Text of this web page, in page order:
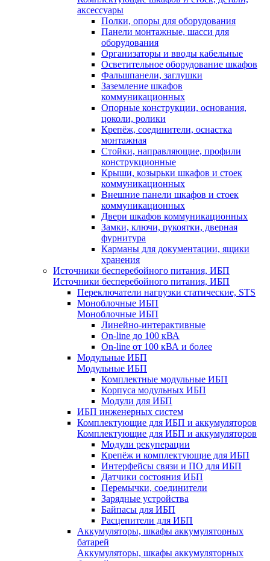
аксессуары
Полки, опоры для оборудования
Панели монтажные, шасси для
оборудования
Организаторы и вводы кабельные
Осветительное оборудование шкафов
Фальшпанели, заглушки
Заземление шкафов
коммуникационных
Опорные конструкции, основания,
цоколи, ролики
Крепёж, соединители, оснастка
монтажная
Стойки, направляющие, профили
конструкционные
Крыши, козырьки шкафов и стоек
коммуникационных
Внешние панели шкафов и стоек
коммуникационных
Двери шкафов коммуникационных
Замки, ключи, рукоятки, дверная
фурнитура
Карманы для документации, ящики
хранения
Источники бесперебойного питания, ИБП
Источники бесперебойного питания, ИБП
Переключатели нагрузки статические, STS
Моноблочные ИБП
Моноблочные ИБП
Линейно-интерактивные
On-line до 100 кВА
On-line от 100 кВА и более
Модульные ИБП
Модульные ИБП
Комплектные модульные ИБП
Корпуса модульных ИБП
Модули для ИБП
ИБП инженерных систем
Комплектующие для ИБП и аккумуляторов
Комплектующие для ИБП и аккумуляторов
Модули рекуперации
Крепёж и комплектующие для ИБП
Интерфейсы связи и ПО для ИБП
Датчики состояния ИБП
Перемычки, соединители
Зарядные устройства
Байпасы для ИБП
Расцепители для ИБП
Аккумуляторы, шкафы аккумуляторных
батарей
Аккумуляторы, шкафы аккумуляторных